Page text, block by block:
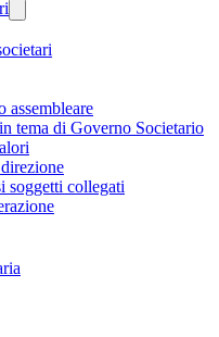
assembleare
tema di Governo Societario
soggetti collegati